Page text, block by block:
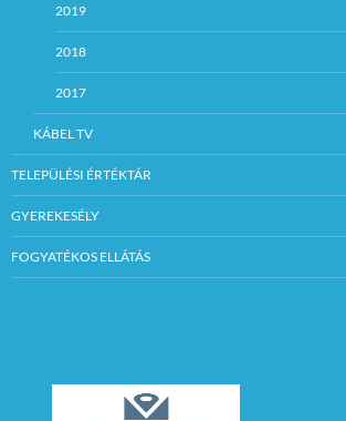
2019
2018
2017
KÁBEL TV
TELEPÜLÉSI ÉRTÉKTÁR
GYEREKESÉLY
FOGYATÉKOS ELLÁTÁS